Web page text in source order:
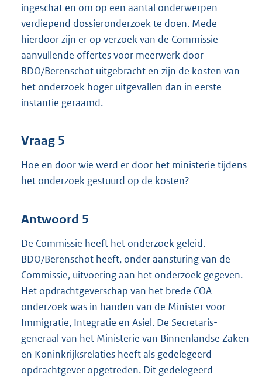
ingeschat en om op een aantal onderwerpen
verdiepend dossieronderzoek te doen. Mede
hierdoor zijn er op verzoek van de Commissie
aanvullende offertes voor meerwerk door
BDO/Berenschot uitgebracht en zijn de kosten van
het onderzoek hoger uitgevallen dan in eerste
instantie geraamd.
Vraag 5
Hoe en door wie werd er door het ministerie tijdens
het onderzoek gestuurd op de kosten?
Antwoord 5
De Commissie heeft het onderzoek geleid.
BDO/Berenschot heeft, onder aansturing van de
Commissie, uitvoering aan het onderzoek gegeven.
Het opdrachtgeverschap van het brede COA-
onderzoek was in handen van de Minister voor
Immigratie, Integratie en Asiel. De Secretaris-
generaal van het Ministerie van Binnenlandse Zaken
en Koninkrijksrelaties heeft als gedelegeerd
opdrachtgever opgetreden. Dit gedelegeerd